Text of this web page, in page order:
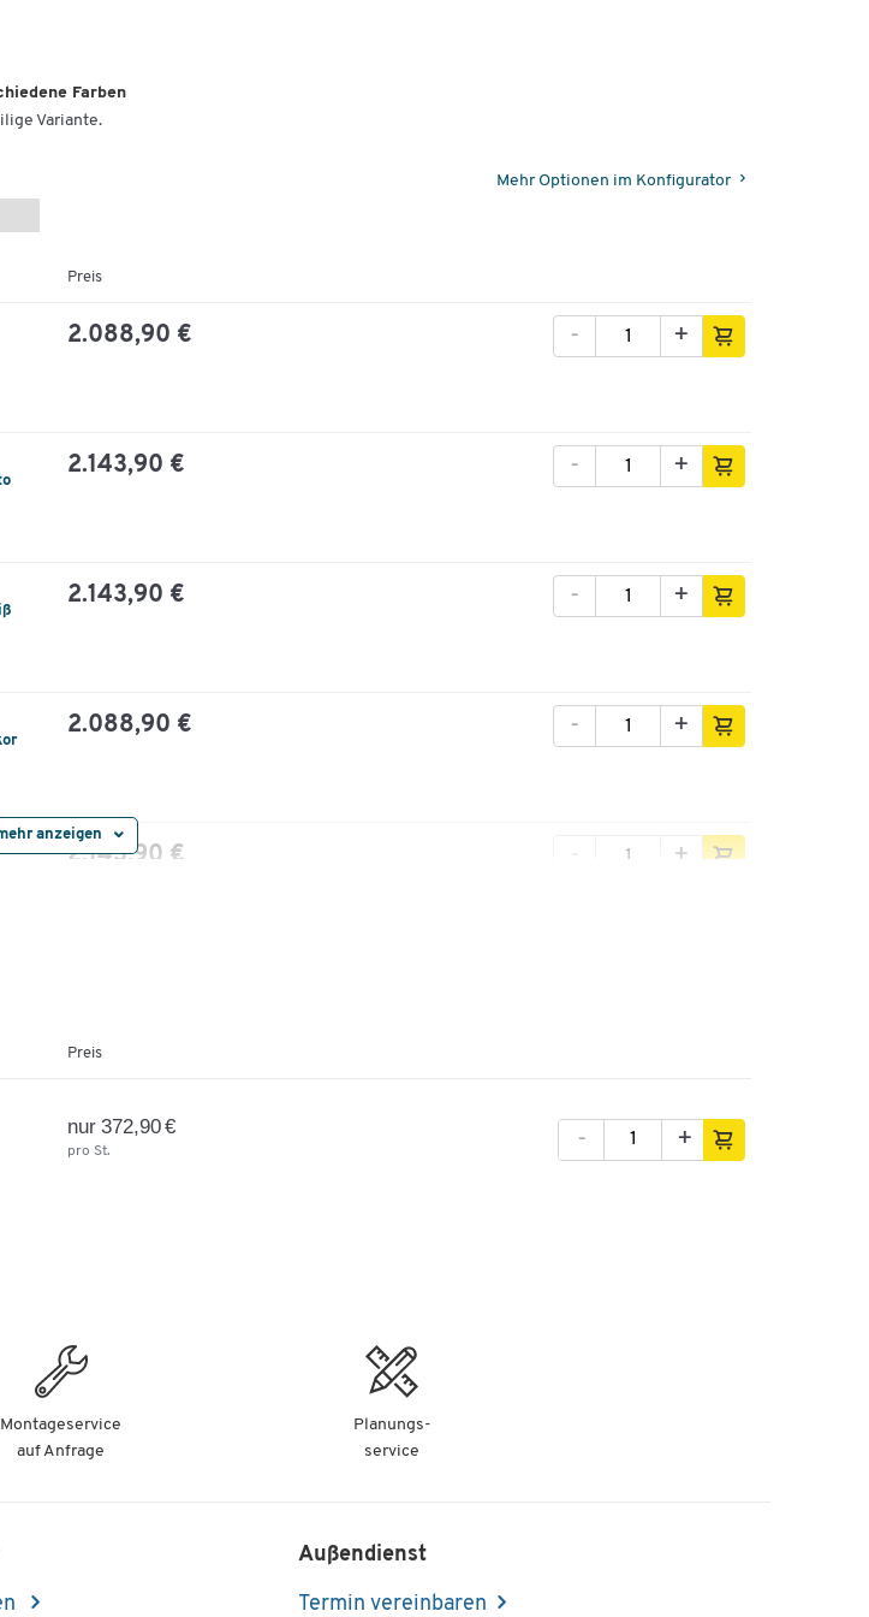
Farben
Variante.
Mehr Optionen im Konfigurator
Preis
2.088,90 € +
-
2.143,90 € +
-
2.143,90 € +
-
2.088,90 € +
-
2.143,90 € +
2.418,90 € +
-
2.858,90 €
anzeigen
Preis
nur 372,90 €
pro St.
- +
Montageservice
auf Anfrage
Planungs-
service
Außendienst
Termin vereinbaren